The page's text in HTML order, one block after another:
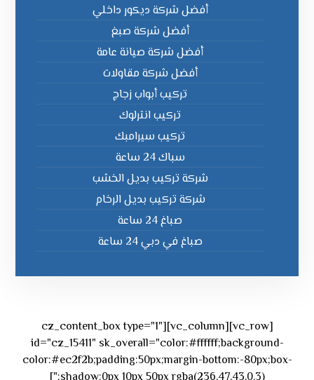
أفضل شركة ديكور داخلي
أفضل شركة صبغ
أفضل شركة صيانة عامة
أفضل شركة مقاولات
تركيب أبواب زجاج
تركيب انترلوك
تركيب سيرامبك
سباك 24 ساعة
شركة تركيب بديل الخشب
شركة تركيب بديل الرخام
صباغ 24 ساعة
صباغ في دبي 24 ساعة
[vc_row][vc_column][cz_content_box type="1"
id="cz_15411" sk_overall="color:#ffffff;background-
color:#ec2f2b;padding:50px;margin-bottom:-80px;box-